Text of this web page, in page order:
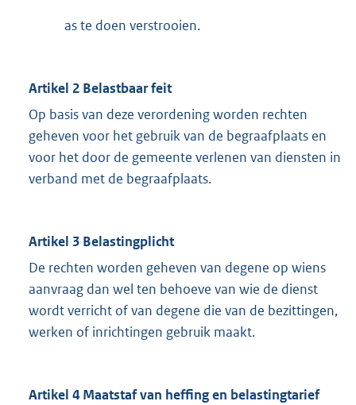
as te doen verstrooien.
Artikel 2 Belastbaar feit
Op basis van deze verordening worden rechten
geheven voor het gebruik van de begraafplaats en
voor het door de gemeente verlenen van diensten in
verband met de begraafplaats.
Artikel 3 Belastingplicht
De rechten worden geheven van degene op wiens
aanvraag dan wel ten behoeve van wie de dienst
wordt verricht of van degene die van de bezittingen,
werken of inrichtingen gebruik maakt.
Artikel 4 Maatstaf van heffing en belastingtarief